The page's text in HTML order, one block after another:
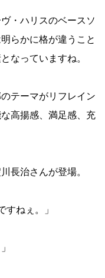
・ハリスのベースソ
らかに格が違うこと
なっていますね。
テーマがリフレイン
高揚感、満足感、充
長治さんが登場。
すねぇ。」